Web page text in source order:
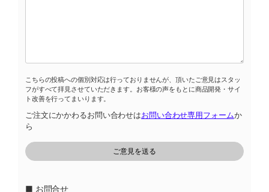
こちらの投稿への個別対応は行っておりませんが、頂いたご意見はスタッ
フがすべて拝見させていただきます。お客様の声をもとに商品開発・サイ
ト改善を行ってまいります。
ご注文にかかわるお問い合わせはお問い合わせ専用フォームか
ら
■ お問合せ